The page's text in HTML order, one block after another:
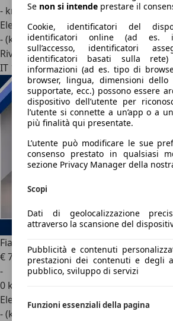
- km
Elettrica
- (kWh/100 km)
Rivenditore
IT 10044Pianezza - Torino - To
Fiat Topolino
Fiat Topolino 6kw
€ 7.4501
-
0 km
Elettrica
- (kWh/100 km)
Se non si intende prestare il
Cookie, identificatori del
identificatori online (ad es.
sull’accesso, identificatori
identificatori basati sulla
informazioni (ad es. tipo di
browser, lingua, dimensioni dello
supportate, ecc.) possono essere
dispositivo dell’utente per
l’utente si connette a un’app o a
più finalità qui presentate.
L’utente può modificare le sue
consenso prestato in qualsiasi
sezione Privacy Manager della
Scopi
Dati di geolocalizzazione
attraverso la scansione del
Pubblicità e contenuti
prestazioni dei contenuti e degli
pubblico, sviluppo di servizi
Funzioni essenziali della pagina